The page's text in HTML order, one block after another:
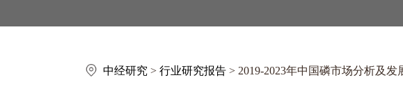
中经研究 > 行业研究报告 > 2019-2023年中国磷市场分析及发